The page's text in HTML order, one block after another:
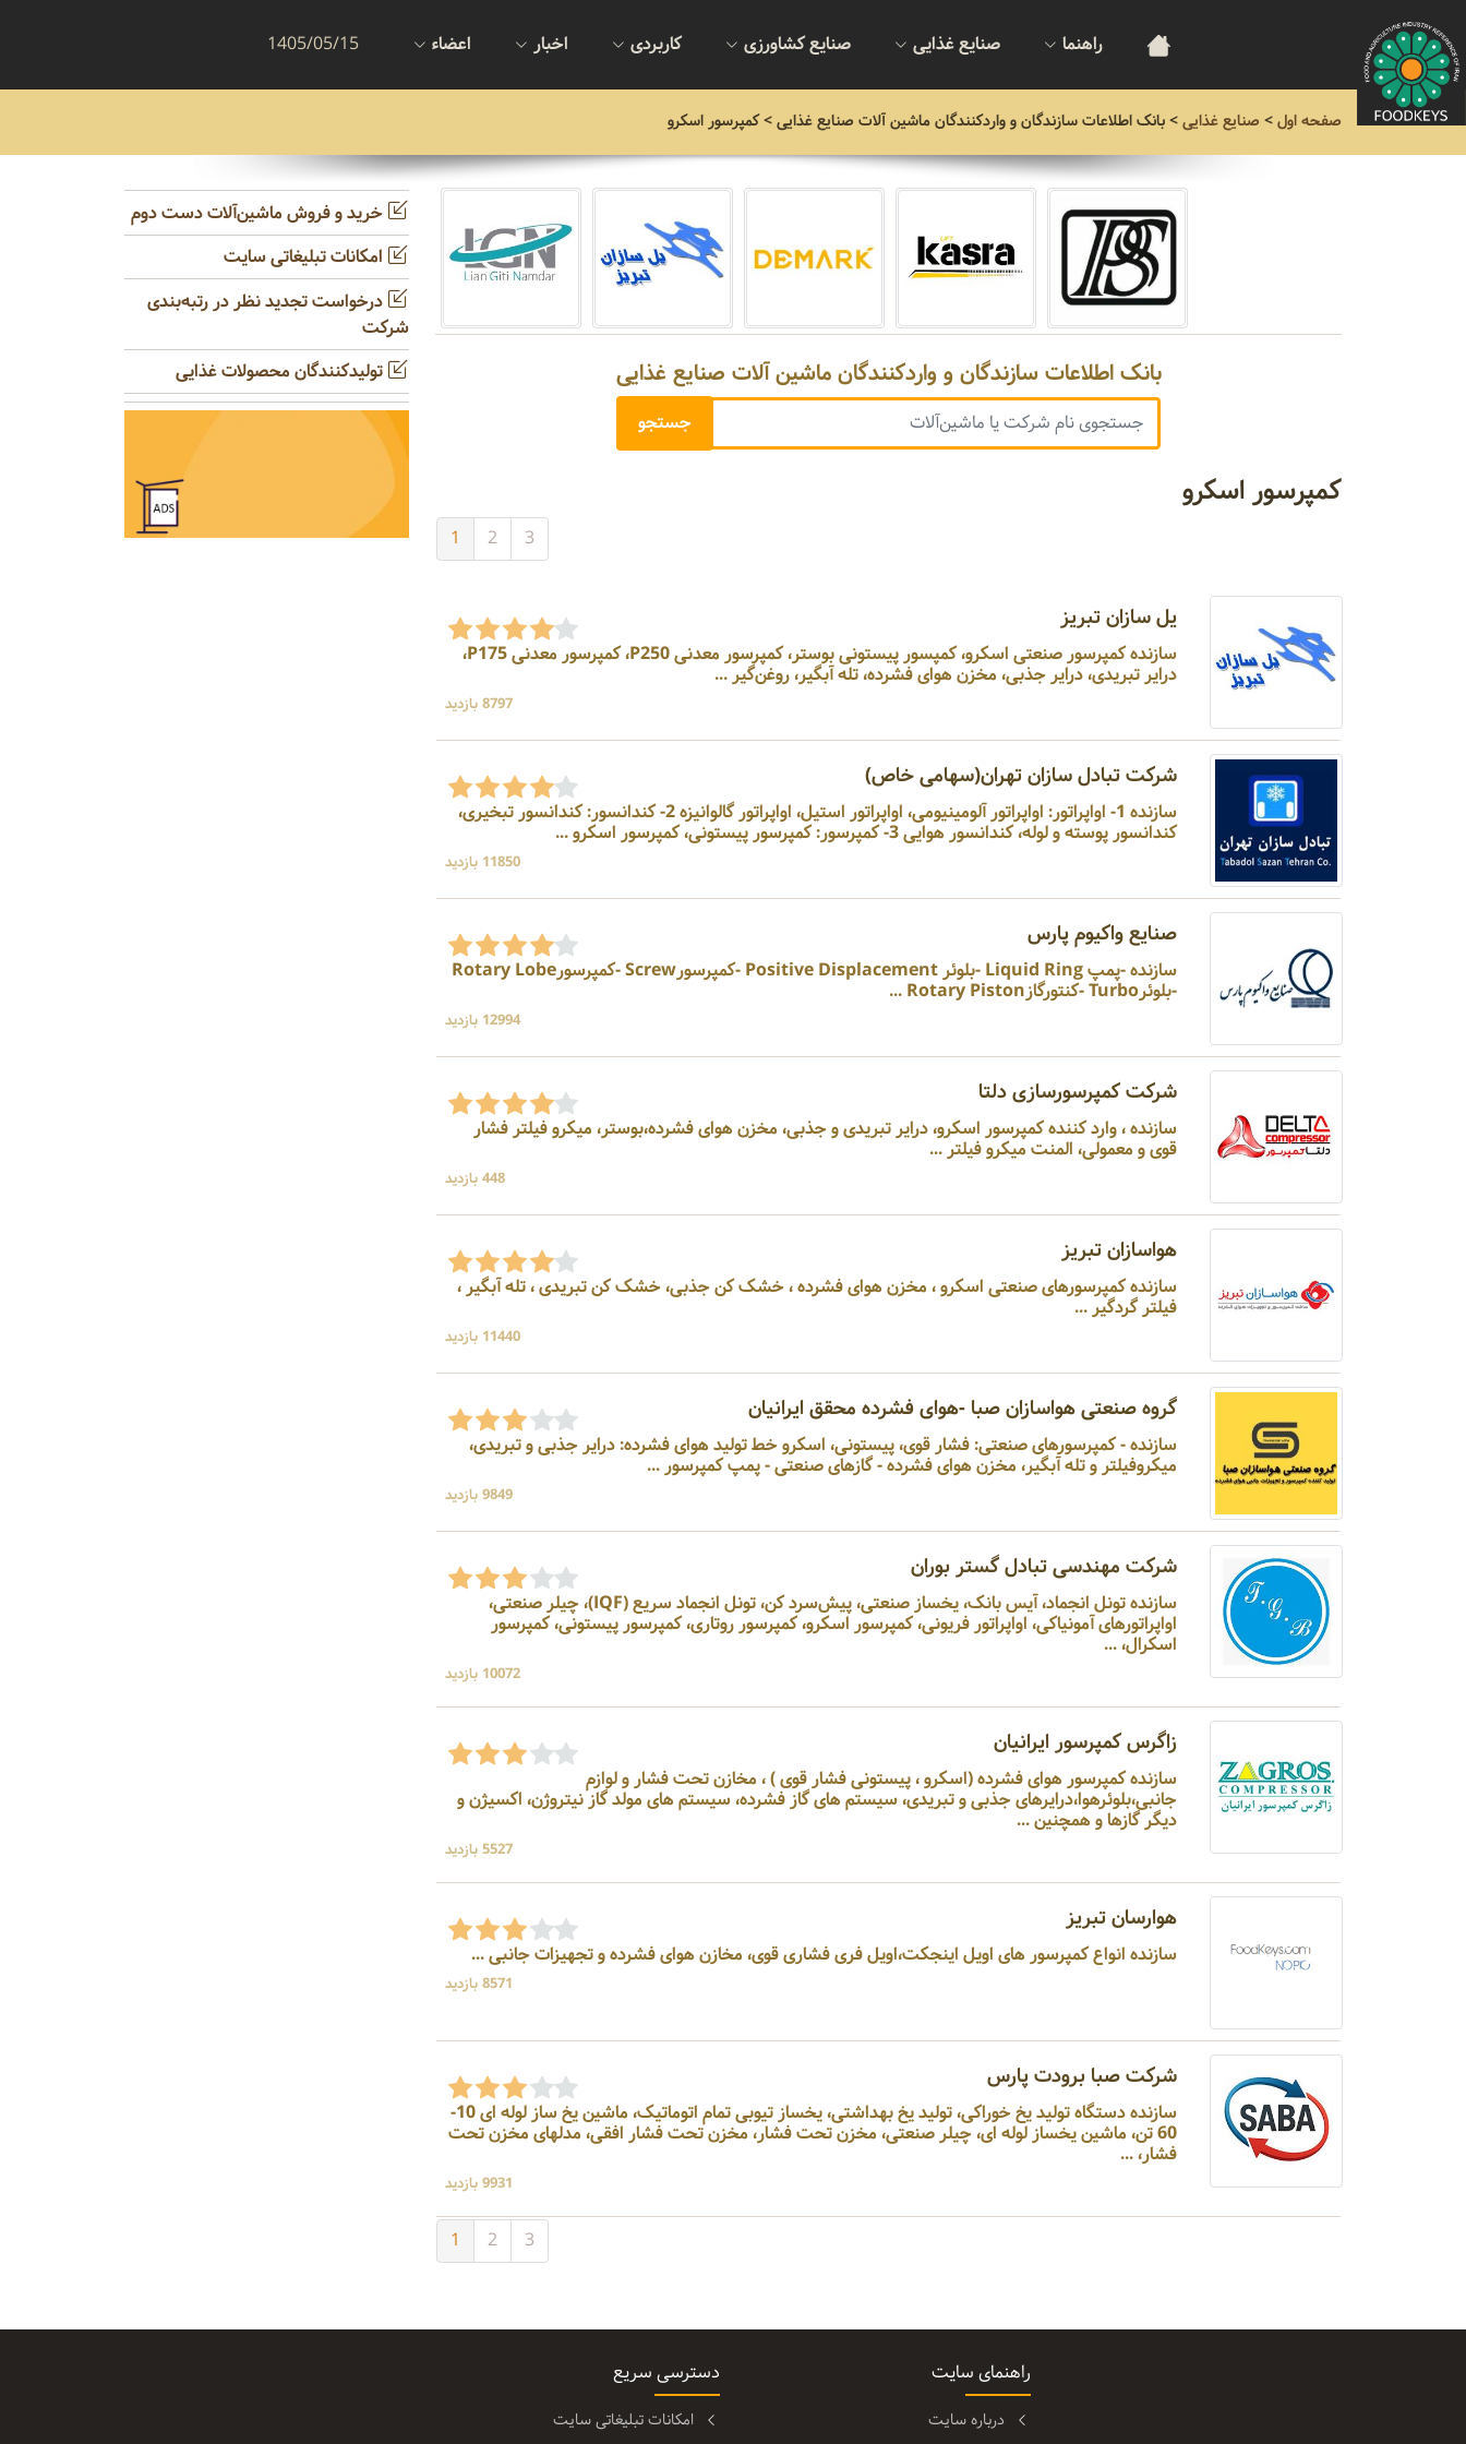
راهنما صنایع غذایی صنایع کشاورزی کاربردی اخبار اعضاء 1405/05/15
صفحه اول> صنایع غذایی>بانک اطلاعات سازندگان و واردکنندگان ماشین آلات صنایع غذایی> کمپرسور اسکرو
بانک اطلاعات سازندگان و واردکنندگان ماشین آلات صنایع غذایی
کمپرسور اسکرو
1 2 3
یل سازان تبریز
سازنده کمپرسور صنعتی اسکرو، کمپسور پیستونی بوستر، کمپرسور معدنی P250، کمپرسور معدنی P175،
درایر تبریدی، درایر جذبی، مخزن هوای فشرده، تله آبگیر، روغن‌گیر ...
8797 بازدید
شرکت تبادل سازان تهران(سهامی خاص)
سازنده 1- اواپراتور: اواپراتور آلومینیومی، اواپراتور استیل، اواپراتور گالوانیزه 2- کندانسور: کندانسور تبخیری،
کندانسور پوسته و لوله، کندانسور هوایی 3- کمپرسور: کمپرسور پیستونی، کمپرسور اسکرو ...
11850 بازدید
صنایع واکیوم پارس
سازنده -پمپ Liquid Ring -بلوئر Positive Displacement -کمپرسورScrew -کمپرسورRotary Lobe
-بلوئرTurbo -کنتورگازRotary Piston ...
12994 بازدید
شرکت کمپرسورسازی دلتا
سازنده ، وارد کننده کمپرسور اسکرو، درایر تبریدی و جذبی، مخزن هوای فشرده،بوستر، میکرو فیلتر فشار
قوی و معمولی، المنت میکرو فیلتر ...
448 بازدید
هواسازان تبریز
سازنده کمپرسورهای صنعتی اسکرو ، مخزن هوای فشرده ، خشک کن جذبی، خشک کن تبریدی ، تله آبگیر ،
فیلتر گردگیر ...
11440 بازدید
گروه صنعتی هواسازان صبا -هوای فشرده محقق ایرانیان
سازنده - کمپرسورهای صنعتی: فشار قوی، پیستونی، اسکرو خط تولید هوای فشرده: درایر جذبی و تبریدی،
میکروفیلتر و تله آبگیر، مخزن هوای فشرده - گازهای صنعتی - پمپ کمپرسور ...
9849 بازدید
شرکت مهندسی تبادل گستر بوران
سازنده تونل انجماد، آیس بانک، یخساز صنعتی، پیش‌سرد کن، تونل انجماد سریع (IQF)، چیلر صنعتی،
اواپراتورهای آمونیاکی، اواپراتور فریونی، کمپرسور اسکرو، کمپرسور روتاری، کمپرسور پیستونی، کمپرسور
اسکرال، ...
10072 بازدید
زاگرس کمپرسور ایرانیان
سازنده کمپرسور هوای فشرده (اسکرو ، پیستونی فشار قوی ) ، مخازن تحت فشار و لوازم
جانبی،بلوئرهوا،درایرهای جذبی و تبریدی، سیستم های گاز فشرده، سیستم های مولد گاز نیتروژن، اکسیژن و
دیگر گازها و همچنین ...
5527 بازدید
هوارسان تبریز
سازنده انواع کمپرسور های اویل اینجکت،اویل فری فشاری قوی، مخازن هوای فشرده و تجهیزات جانبی ...
8571 بازدید
شرکت صبا برودت پارس
سازنده دستگاه تولید یخ خوراکی، تولید یخ بهداشتی، یخساز تیوبی تمام اتوماتیک، ماشین یخ ساز لوله ای 10-
60 تن، ماشین یخساز لوله ای، چیلر صنعتی، مخزن تحت فشار، مخزن تحت فشار افقی، مدلهای مخزن تحت
فشار، ...
9931 بازدید
1 2 3
خرید و فروش ماشین‌آلات دست دوم
امکانات تبلیغاتی سایت
درخواست تجدید نظر در رتبه‌بندی
شرکت
تولیدکنندگان محصولات غذایی
راهنمای سایت
درباره سایت
دسترسی سریع
امکانات تبلیغاتی سایت